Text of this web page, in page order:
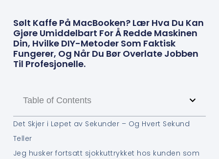
Sølt Kaffe På MacBooken? Lær Hva Du Kan
Gjøre Umiddelbart For Å Redde Maskinen
Din, Hvilke DIY-Metoder Som Faktisk
Fungerer, Og Når Du Bør Overlate Jobben
Til Profesjonelle.
Table of Contents
Det Skjer i Løpet av Sekunder – Og Hvert Sekund
Teller
Jeg husker fortsatt sjokkuttrykket hos kunden som